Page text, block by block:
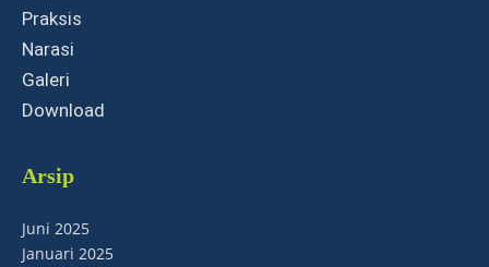
Praksis
Narasi
Galeri
Download
Arsip
Juni 2025
Januari 2025